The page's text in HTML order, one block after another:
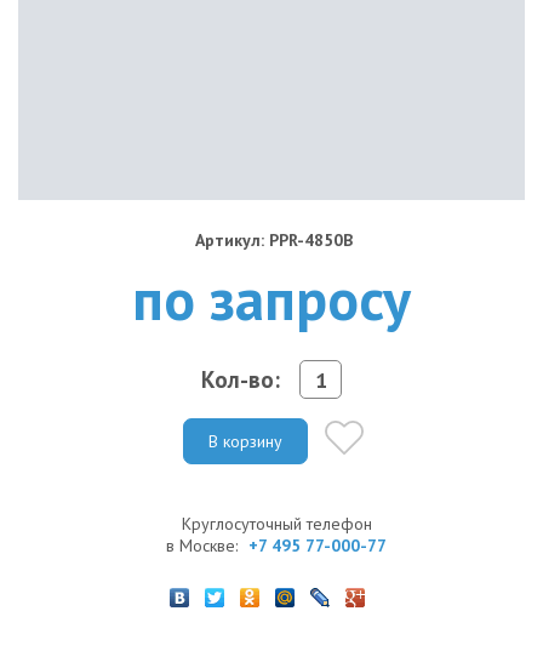
Артикул: PPR-4850B
по запросу
Кол-во:
В корзину
Круглосуточный телефон
в Москве: +7 495 77-000-77